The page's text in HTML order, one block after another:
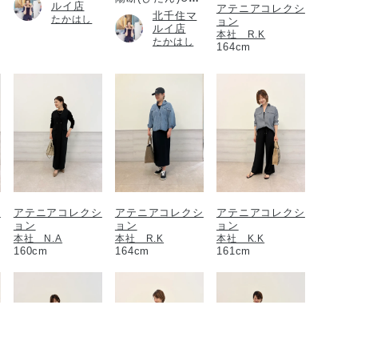
ルイ店
たかはし
パウダー北千住マ
ルイ店
たかはし
アテニアコレクシ
ョン
本社 R.K
164cm
アテニアコレクシ
ョン
本社 N.A
160cm
アテニアコレクシ
ョン
本社 R.K
164cm
アテニアコレクシ
ョン
本社 K.K
161cm